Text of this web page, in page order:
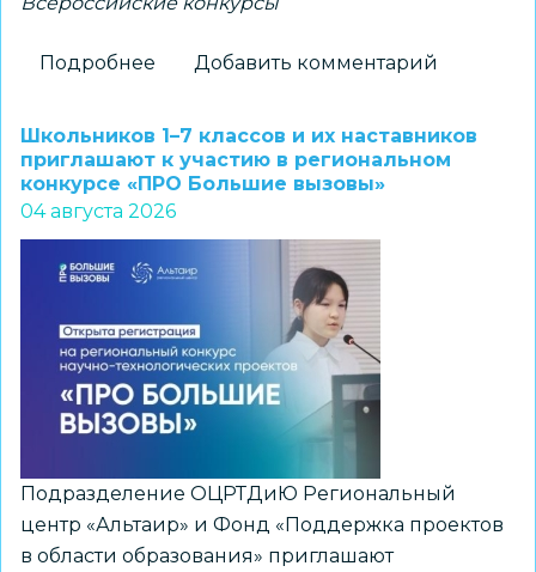
Подробнее
школьники
–
победители
всероссийского
«Большая
Добавить комментарий
Школьников 1–7 классов и их наставников
приглашают к участию в региональном
конкурсе «ПРО Большие вызовы»
04 августа 2026
Подразделение ОЦРТДиЮ Региональный
центр «Альтаир» и Фонд «Поддержка проектов
в области образования» приглашают